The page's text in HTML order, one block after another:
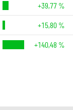
+39,77 %
+15,80 %
+140,48 %